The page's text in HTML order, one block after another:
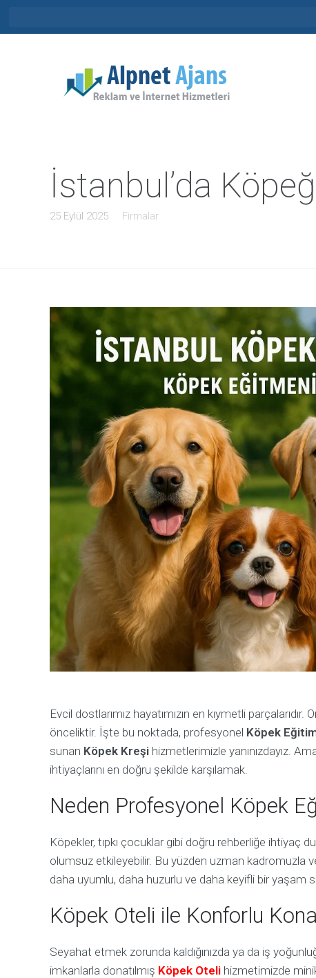
İstanbul’da
25 Eylül 2025 Firmalar
Evcil dostlarımız hayatımızın en kıymetli
önceliktir. İşte bu noktada, profesyonel Köpek
sunan Köpek Kreşi hizmetlerimizle yanınızdayız.
ihtiyaçlarını en doğru şekilde karşılamak.
Neden Profesyonel Köpek
Köpekler, tıpkı çocuklar gibi doğru rehberliğe ihtiyaç
olumsuz etkileyebilir. Bu yüzden uzman kadromuzla
daha uyumlu, daha huzurlu ve daha keyifli bir yaşam
Köpek Oteli ile Konforlu
Seyahat etmek zorunda kaldığınızda ya da iş
imkanlarla donatılmış Köpek Oteli hizmetimizde